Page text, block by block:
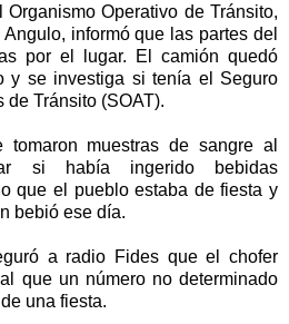
Operativo de Tránsito,
informó que las partes del
por el lugar. El camión quedó
y se investiga si tenía el Seguro
de Tránsito (SOAT).
muestras de sangre al
si había ingerido bebidas
que el pueblo estaba de fiesta y
bebió ese día.
a radio Fides que el chofer
que un número no determinado
una fiesta.